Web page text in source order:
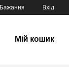
Бажання Вхід
Мій кошик